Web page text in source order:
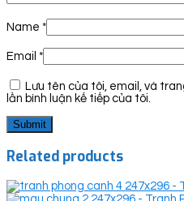
Name *
Email *
Lưu tên của tôi, email, và
lần bình luận kế tiếp của tôi.
Related products